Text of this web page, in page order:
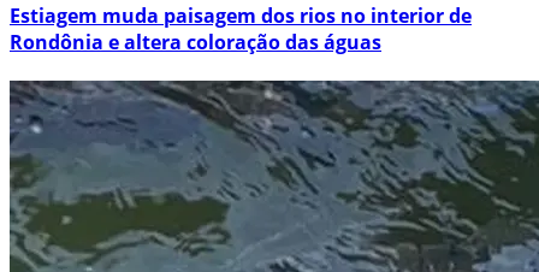
Estiagem muda paisagem dos rios no interior de
Rondônia e altera coloração das águas